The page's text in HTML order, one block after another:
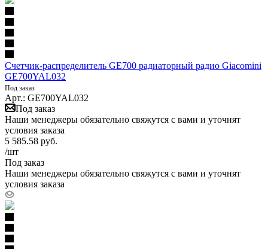
Счетчик-распределитель GE700 радиаторный радио Giacomini
GE700YAL032
Под заказ
Арт.: GE700YAL032
Под заказ
Наши менеджеры обязательно свяжутся с вами и уточнят
условия заказа
5 585.58 руб.
/шт
Под заказ
Наши менеджеры обязательно свяжутся с вами и уточнят
условия заказа